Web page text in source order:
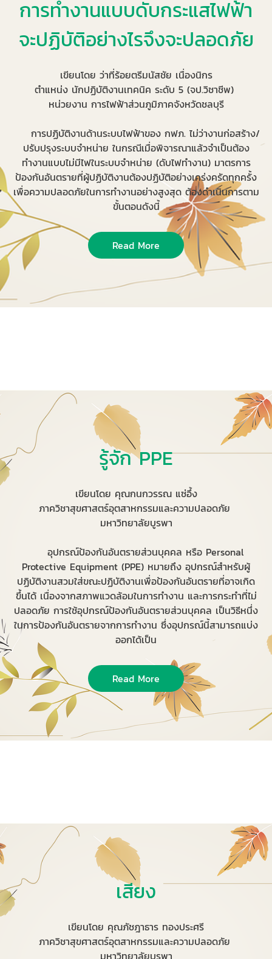
การทำงานแบบดับกระแสไฟฟ้า
จะปฏิบัติอย่างไรจึงจะปลอดภัย
เขียนโดย ว่าที่ร้อยตรีมนัสชัย เนื่องนิกร
ตำแหน่ง นักปฏิบัติงานเทคนิค ระดับ 5 (จป.วิชาชีพ)
หน่วยงาน การไฟฟ้าส่วนภูมิภาคจังหวัดชลบุรี
การปฏิบัติงานด้านระบบไฟฟ้าของ กฟภ. ไม่ว่างานก่อสร้าง/
ปรับปรุงระบบจำหน่าย ในกรณีเมื่อพิจารณาแล้วจำเป็นต้อง
ทำงานแบบไม่มีไฟในระบบจำหน่าย (ดับไฟทำงาน) มาตรการ
ป้องกันอันตรายที่ผู้ปฏิบัติงานต้องปฏิบัติอย่างเคร่งครัดทุกครั้ง
เพื่อความปลอดภัยในการทำงานอย่างสูงสุด ต้องดำเนินการตาม
ขั้นตอนดังนี้
Read More
รู้จัก PPE
เขียนโดย คุณกนกวรรณ แซ่อึ้ง
ภาควิชาสุขศาสตร์อุตสาหกรรมและความปลอดภัย
มหาวิทยาลัยบูรพา
อุปกรณ์ป้องกันอันตรายส่วนบุคคล หรือ Personal
Protective Equipment (PPE) หมายถึง อุปกรณ์สำหรับผู้
ปฏิบัติงานสวมใส่ขณะปฏิบัติงานเพื่อป้องกันอันตรายที่อาจเกิด
ขึ้นได้ เนื่องจากสภาพแวดล้อมในการทำงาน และการกระทำที่ไม่
ปลอดภัย การใช้อุปกรณ์ป้องกันอันตรายส่วนบุคคล เป็นวิธีหนึ่ง
ในการป้องกันอันตรายจากการทำงาน ซึ่งอุปกรณ์นี้สามารถแบ่ง
ออกได้เป็น
Read More
เสียง
เขียนโดย คุณภัชฎาธาร ทองประศรี
ภาควิชาสุขศาสตร์อุตสาหกรรมและความปลอดภัย
มหาวิทยาลัยบูรพา